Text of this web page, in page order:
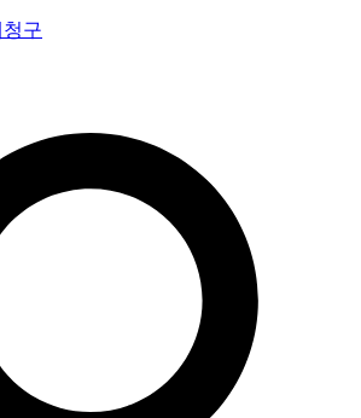
구